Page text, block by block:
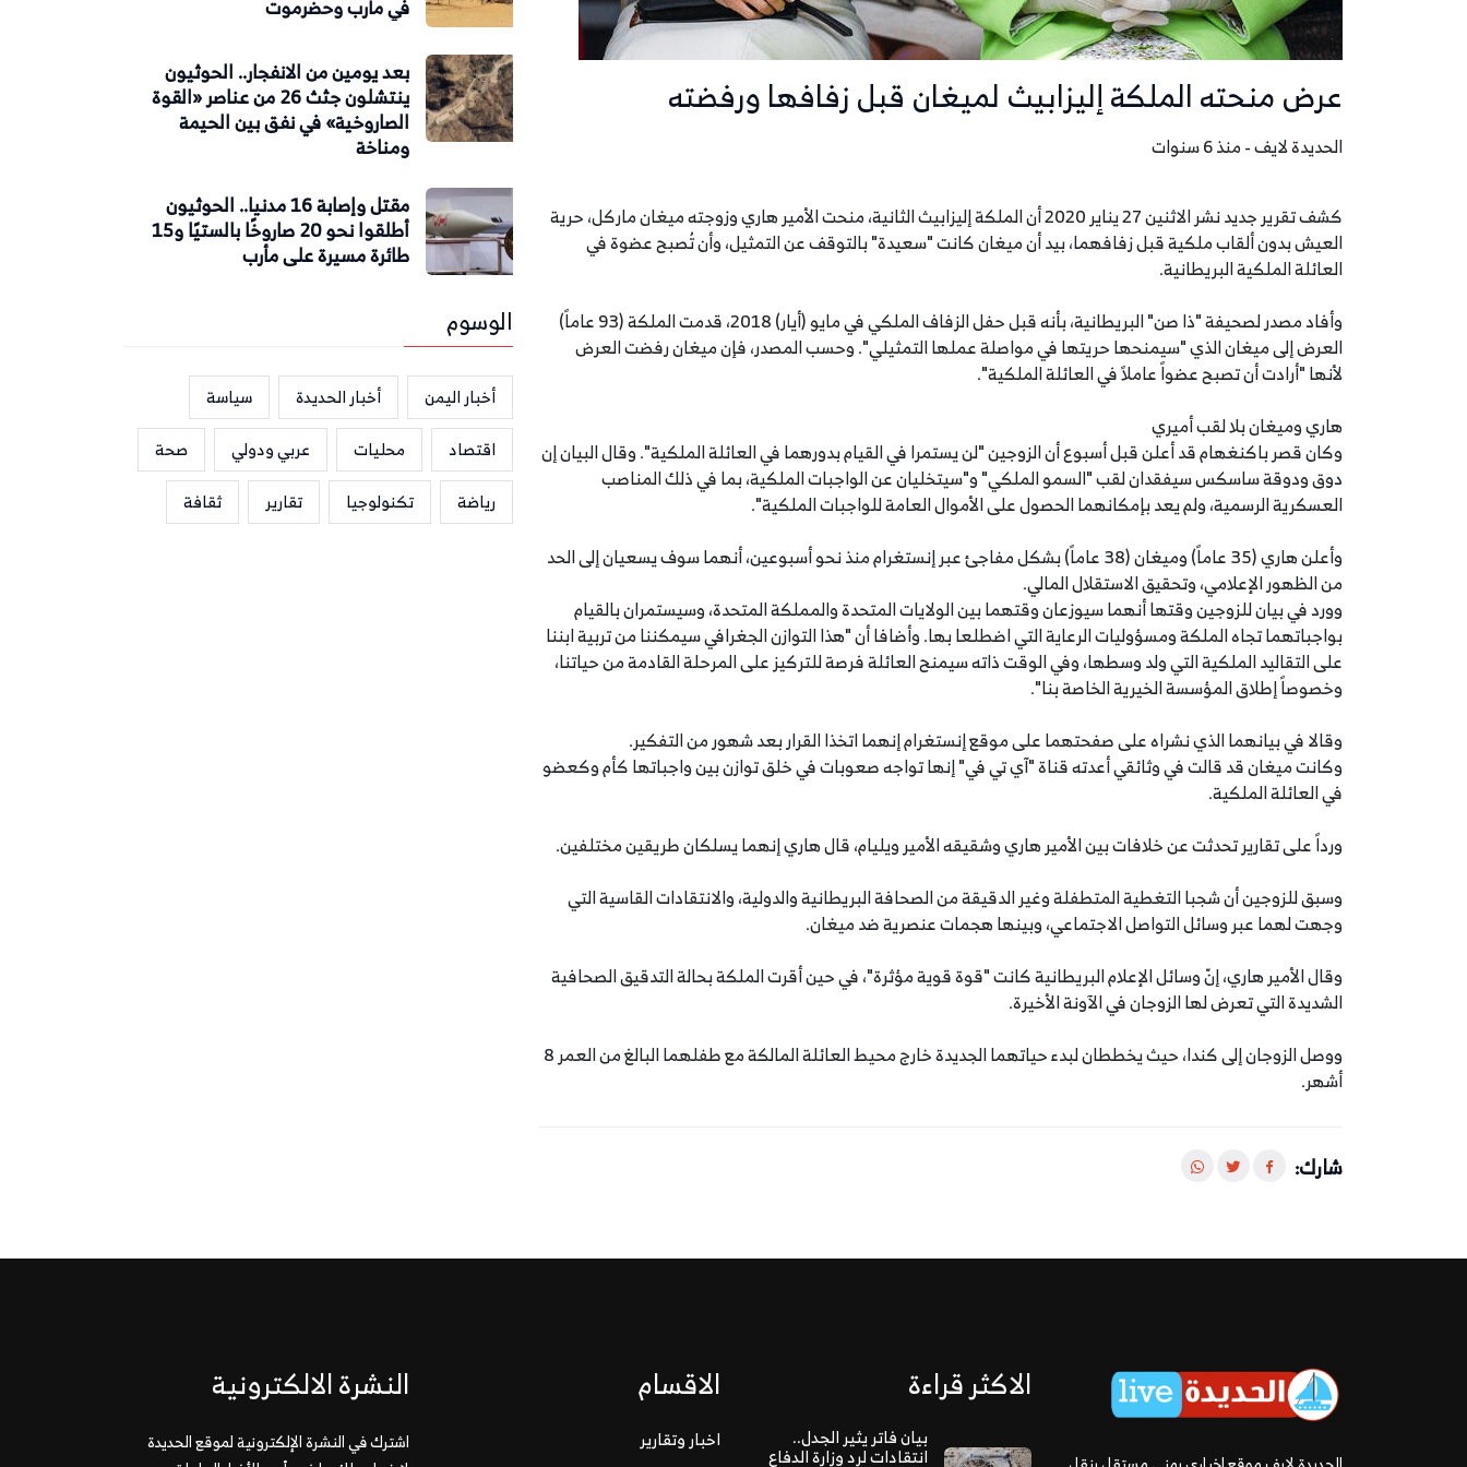
عرض منحته الملكة إليزابيث لميغان قبل زفافها ورفضته
الحديدة لايف - منذ 6 سنوات
كشف تقرير جديد نشر الاثنين 27 يناير 2020 أن الملكة إليزابيث الثانية، منحت الأمير هاري وزوجته ميغان ماركل، حرية
العيش بدون ألقاب ملكية قبل زفافهما، بيد أن ميغان كانت "سعيدة" بالتوقف عن التمثيل، وأن تُصبح عضوة في
العائلة الملكية البريطانية.
وأفاد مصدر لصحيفة "ذا صن" البريطانية، بأنه قبل حفل الزفاف الملكي في مايو (أيار) 2018، قدمت الملكة (93 عاماً)
العرض إلى ميغان الذي "سيمنحها حريتها في مواصلة عملها التمثيلي". وحسب المصدر، فإن ميغان رفضت العرض
لأنها "أرادت أن تصبح عضواً عاملاً في العائلة الملكية".
هاري وميغان بلا لقب أميري
وكان قصر باكنغهام قد أعلن قبل أسبوع أن الزوجين "لن يستمرا في القيام بدورهما في العائلة الملكية". وقال البيان إن
دوق ودوقة ساسكس سيفقدان لقب "السمو الملكي" و"سيتخليان عن الواجبات الملكية، بما في ذلك المناصب
العسكرية الرسمية، ولم يعد بإمكانهما الحصول على الأموال العامة للواجبات الملكية".
وأعلن هاري (35 عاماً) وميغان (38 عاماً) بشكل مفاجئ عبر إنستغرام منذ نحو أسبوعين، أنهما سوف يسعيان إلى الحد
من الظهور الإعلامي، وتحقيق الاستقلال المالي.
وورد في بيان للزوجين وقتها أنهما سيوزعان وقتهما بين الولايات المتحدة والمملكة المتحدة، وسيستمران بالقيام
بواجباتهما تجاه الملكة ومسؤوليات الرعاية التي اضطلعا بها. وأضافا أن "هذا التوازن الجغرافي سيمكننا من تربية ابننا
على التقاليد الملكية التي ولد وسطها، وفي الوقت ذاته سيمنح العائلة فرصة للتركيز على المرحلة القادمة من حياتنا،
وخصوصاً إطلاق المؤسسة الخيرية الخاصة بنا".
وقالا في بيانهما الذي نشراه على صفحتهما على موقع إنستغرام إنهما اتخذا القرار بعد شهور من التفكير.
وكانت ميغان قد قالت في وثائقي أعدته قناة "آي تي في" إنها تواجه صعوبات في خلق توازن بين واجباتها كأم وكعضو
في العائلة الملكية.
ورداً على تقارير تحدثت عن خلافات بين الأمير هاري وشقيقه الأمير ويليام، قال هاري إنهما يسلكان طريقين مختلفين.
وسبق للزوجين أن شجبا التغطية المتطفلة وغير الدقيقة من الصحافة البريطانية والدولية، والانتقادات القاسية التي
وجهت لهما عبر وسائل التواصل الاجتماعي، وبينها هجمات عنصرية ضد ميغان.
وقال الأمير هاري، إنّ وسائل الإعلام البريطانية كانت "قوة قوية مؤثرة"، في حين أقرت الملكة بحالة التدقيق الصحافية
الشديدة التي تعرض لها الزوجان في الآونة الأخيرة.
ووصل الزوجان إلى كندا، حيث يخططان لبدء حياتهما الجديدة خارج محيط العائلة المالكة مع طفلهما البالغ من العمر 8
أشهر.
شارك:
في مأرب وحضرموت
بعد يومين من الانفجار.. الحوثيون
ينتشلون جثث 26 من عناصر «القوة
الصاروخية» في نفق بين الحيمة
ومناخة
مقتل وإصابة 16 مدنيا.. الحوثيون
أطلقوا نحو 20 صاروخًا بالستيًا و15
طائرة مسيرة على مأرب
الوسوم
أخبار اليمن أخبار الحديدة
سياسة
اقتصاد
محليات عربي ودولي
صحة
رياضة
تكنولوجيا تقارير ثقافة
الاكثر قراءة
بيان فاتر يثير الجدل..
انتقادات لرد وزارة الدفاع
الاقسام
اخبار وتقارير
النشرة الالكترونية
اشترك في النشرة الإلكترونية لموقع الحديدة